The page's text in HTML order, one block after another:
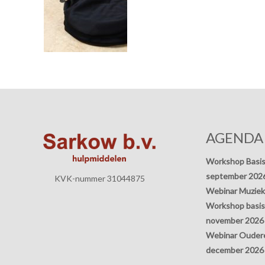
KVK-nummer 31044875
AGENDA
Workshop
september
Webinar
Workshop
november 2026
Webinar
december 2026